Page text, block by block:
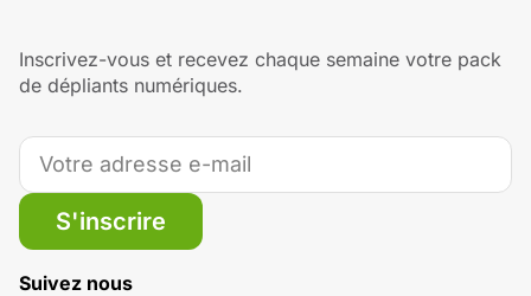
Inscrivez-vous et recevez chaque semaine votre pack
de dépliants numériques.
S'inscrire
Suivez nous